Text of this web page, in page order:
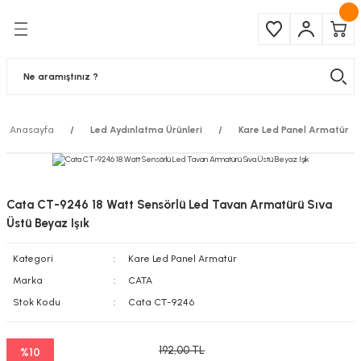
Anasayfa Led Aydınlatma Ürünleri Kare Led Panel Armatür
Cata CT-9246 18 Watt Sensörlü Led Tavan Armatürü Sıva
Üstü Beyaz Işık
Kategori
Kare Led Panel Armatür
Marka
CATA
Stok Kodu
Cata CT-9246
%10
192,00 TL